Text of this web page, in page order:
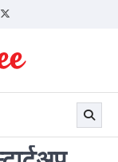
Twitter